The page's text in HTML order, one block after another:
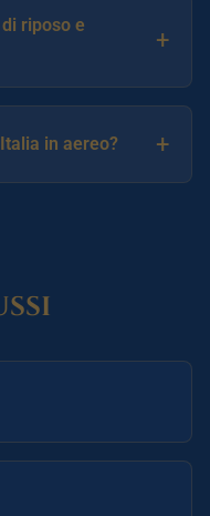
riposo e
+
in aereo? +